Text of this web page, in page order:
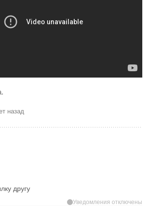
назад
другу
Уведомления отключены